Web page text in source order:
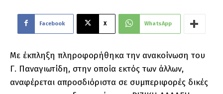
Facebook X WhatsApp
Με έκπληξη πληροφορήθηκα την ανακοίνωση του
Γ. Παναγιωτίδη, στην οποία εκτός των άλλων,
αναφέρεται απροσδιόριστα σε συμπεριφορές δικές